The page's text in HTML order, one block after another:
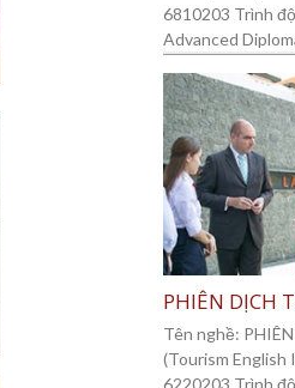
6810203 Trình
Advanced
PHIÊN DỊCH
Tên nghề:
(Tourism